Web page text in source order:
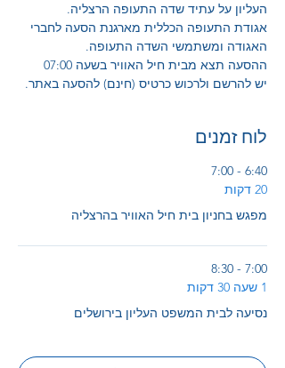
העליון על עתיד שדה התעופה הרצליה.
אגודת התעופה הכללית מארגנת הסעה לחברי
האגודה ומשתמשי השדה התעופה.
ההסעה תצא מבית חיל האוויר בשעה 07:00
יש להרשם ולרכוש כרטיס (חינם) להסעה באתר.
לוח זמנים
6:40 - 7:00
20 דקות
מפגש בחניון בית חיל האוויר בהרצליה
7:00 - 8:30
1 שעה 30 דקות
נסיעה לבית המשפט העליון בירושלים